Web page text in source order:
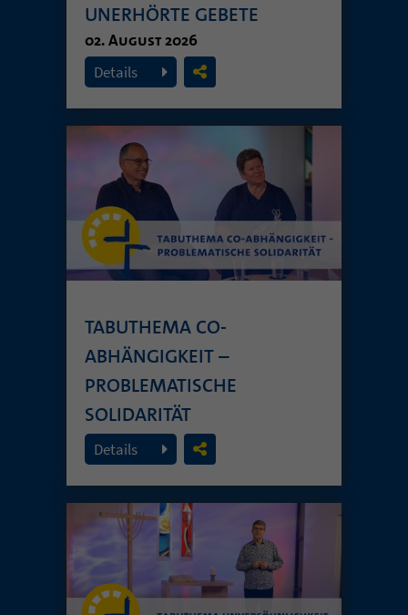
UNERHÖRTE GEBETE
02. August 2026
Details
TABUTHEMA CO-
ABHÄNGIGKEIT –
PROBLEMATISCHE
SOLIDARITÄT
26. Juli 2026
Details